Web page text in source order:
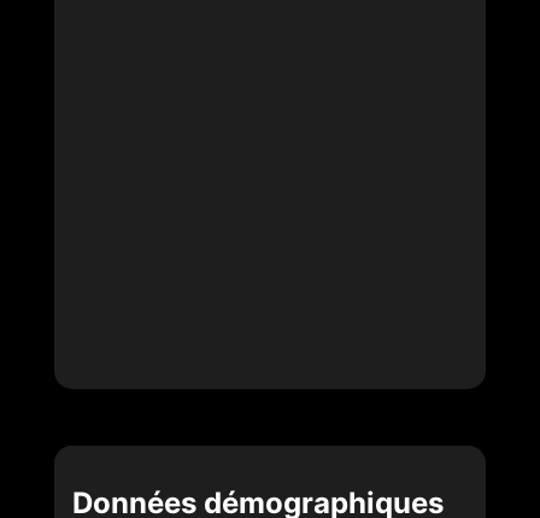
Données démographiques